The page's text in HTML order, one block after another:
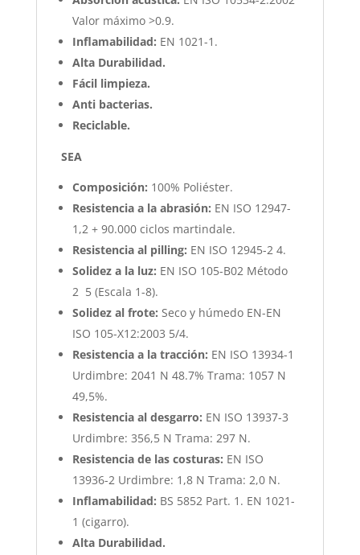
Valor máximo >0.9.
Inflamabilidad: EN 1021-1.
Alta Durabilidad.
Fácil limpieza.
Anti bacterias.
Reciclable.
SEA
Composición: 100% Poliéster.
Resistencia a la abrasión: EN ISO 12947-
1,2 + 90.000 ciclos martindale.
Resistencia al pilling: EN ISO 12945-2 4.
Solidez a la luz: EN ISO 105-B02 Método
2 5 (Escala 1-8).
Solidez al frote: Seco y húmedo EN-EN
ISO 105-X12:2003 5/4.
Resistencia a la tracción: EN ISO 13934-1
Urdimbre: 2041 N 48.7% Trama: 1057 N
49,5%.
Resistencia al desgarro: EN ISO 13937-3
Urdimbre: 356,5 N Trama: 297 N.
Resistencia de las costuras: EN ISO
13936-2 Urdimbre: 1,8 N Trama: 2,0 N.
Inflamabilidad: BS 5852 Part. 1. EN 1021-
1 (cigarro).
Alta Durabilidad.